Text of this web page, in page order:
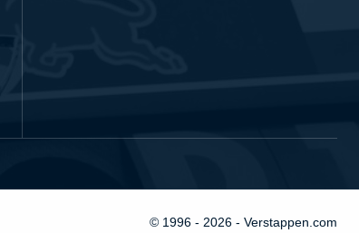
© 1996 - 2026 - Verstappen.com